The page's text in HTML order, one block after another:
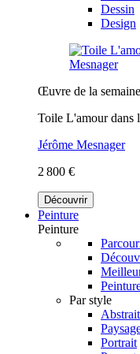
Dessin
Design
Œuvre de la semaine
Toile L'amour dans
Jérôme Mesnager
2 800 €
Découvrir
Peinture
Peinture
Par style
Abstrait
Portrait